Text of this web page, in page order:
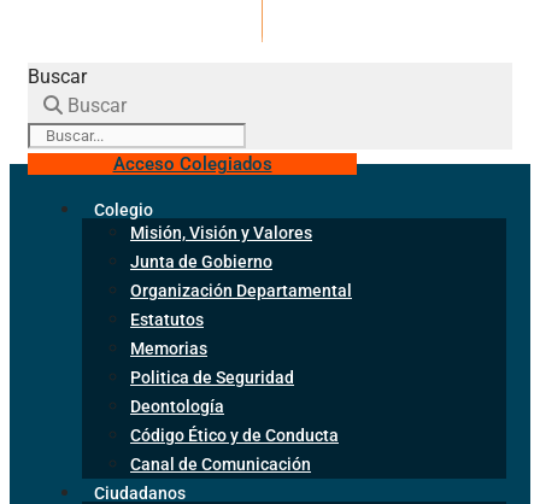
Buscar
Buscar
Acceso Colegiados
Colegio
Misión, Visión y Valores
Junta de Gobierno
Organización Departamental
Estatutos
Memorias
Politica de Seguridad
Deontología
Código Ético y de Conducta
Canal de Comunicación
Ciudadanos